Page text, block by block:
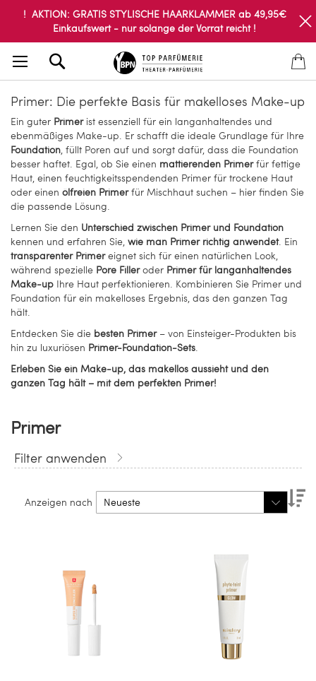
! AKTION: GRATIS STYLISCHE HAARKLAMMER ab 49,95€
Einkaufswert - nur solange der Vorrat reicht !
Primer: Die perfekte Basis für makelloses Make-up
Ein guter Primerist essenziell für ein langanhaltendes und
ebenmäßiges Make-up. Er schafft die ideale Grundlage für Ihre
Foundation, füllt Poren auf und sorgt dafür, dass die Foundation
besser haftet. Egal, ob Sie einen mattierenden Primerfür fettige
Haut, einen feuchtigkeitsspendenden Primer für trockene Haut
oder einen ölfreien Primerfür Mischhaut suchen – hier finden Sie
die passende Lösung.
Lernen Sie den Unterschied zwischen Primer und Foundation
kennen und erfahren Sie, wie man Primer richtig anwendet. Ein
transparenter Primereignet sich für einen natürlichen Look,
während spezielle Pore Filleroder Primer für langanhaltendes
Make-up Ihre Haut perfektionieren. Kombinieren Sie Primer und
Foundation für ein makelloses Ergebnis, das den ganzen Tag
hält.
Entdecken Sie die besten Primer– von Einsteiger-Produkten bis
hin zu luxuriösen Primer-Foundation-Sets.
Erleben Sie ein Make-up, das makellos aussieht und den
ganzen Tag hält – mit dem perfekten Primer!
Primer
Filter anwenden
Anzeigen nach